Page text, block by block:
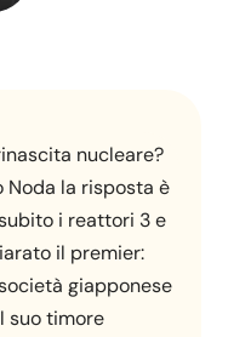
nucleare?
Noda la risposta è
i reattori 3 e
il premier:
giapponese
suo timore